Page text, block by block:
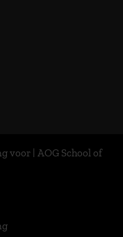
voor | AOG School of